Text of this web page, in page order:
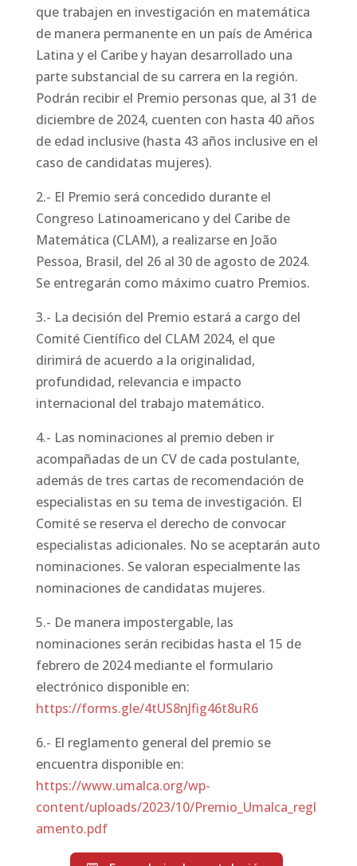
que trabajen en investigación en matemática
de manera permanente en un país de América
Latina y el Caribe y hayan desarrollado una
parte substancial de su carrera en la región.
Podrán recibir el Premio personas que, al 31 de
diciembre de 2024, cuenten con hasta 40 años
de edad inclusive (hasta 43 años inclusive en el
caso de candidatas mujeres).
2.- El Premio será concedido durante el
Congreso Latinoamericano y del Caribe de
Matemática (CLAM), a realizarse en João
Pessoa, Brasil, del 26 al 30 de agosto de 2024.
Se entregarán como máximo cuatro Premios.
3.- La decisión del Premio estará a cargo del
Comité Científico del CLAM 2024, el que
dirimirá de acuerdo a la originalidad,
profundidad, relevancia e impacto
internacional del trabajo matemático.
4.- Las nominaciones al premio deben ir
acompañadas de un CV de cada postulante,
además de tres cartas de recomendación de
especialistas en su tema de investigación. El
Comité se reserva el derecho de convocar
especialistas adicionales. No se aceptarán auto
nominaciones. Se valoran especialmente las
nominaciones de candidatas mujeres.
5.- De manera impostergable, las
nominaciones serán recibidas hasta el 15 de
febrero de 2024 mediante el formulario
electrónico disponible en:
https://forms.gle/4tUS8nJfig46t8uR6
6.- El reglamento general del premio se
encuentra disponible en:
https://www.umalca.org/wp-
content/uploads/2023/10/Premio_Umalca_regl
amento.pdf